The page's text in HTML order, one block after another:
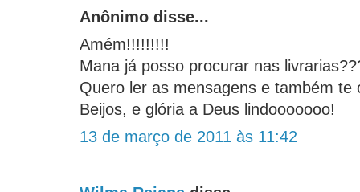
Anônimo disse...
Amém!!!!!!!!!
Mana já posso procurar nas
Quero ler as mensagens e também te
Beijos, e glória a Deus lindooooooo!
13 de março de 2011 às 11:42